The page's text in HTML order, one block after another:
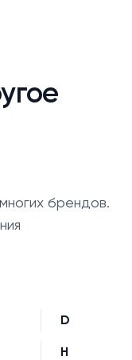
брендов.
D
H